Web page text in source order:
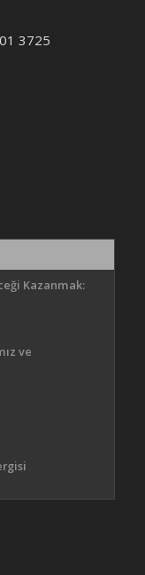
3725
Kazanmak:
ve